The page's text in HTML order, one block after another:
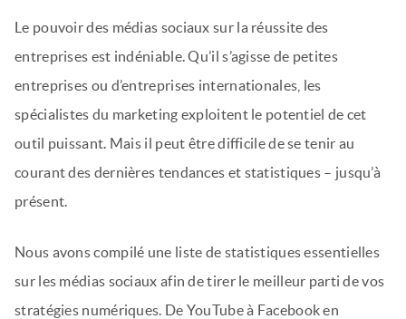
Le pouvoir des médias sociaux sur la réussite des
entreprises est indéniable. Qu’il s’agisse de petites
entreprises ou d’entreprises internationales, les
spécialistes du marketing exploitent le potentiel de cet
outil puissant. Mais il peut être difficile de se tenir au
courant des dernières tendances et statistiques – jusqu’à
présent.
Nous avons compilé une liste de statistiques essentielles
sur les médias sociaux afin de tirer le meilleur parti de vos
stratégies numériques. De YouTube à Facebook en